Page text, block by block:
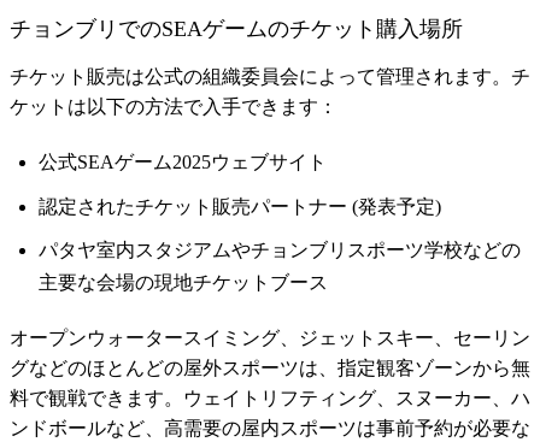
チョンブリでのSEAゲームのチケット購入場所
チケット販売は公式の組織委員会によって管理されます。チ
ケットは以下の方法で入手できます：
公式SEAゲーム2025ウェブサイト
認定されたチケット販売パートナー (発表予定)
パタヤ室内スタジアムやチョンブリスポーツ学校などの
主要な会場の現地チケットブース
オープンウォータースイミング、ジェットスキー、セーリン
グなどのほとんどの屋外スポーツは、指定観客ゾーンから無
料で観戦できます。ウェイトリフティング、スヌーカー、ハ
ンドボールなど、高需要の屋内スポーツは事前予約が必要な